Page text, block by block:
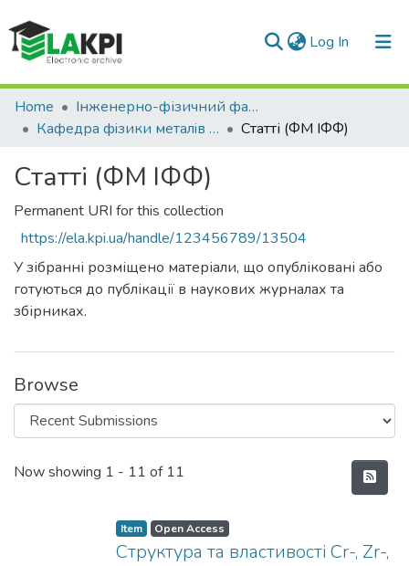
Log In (current)
Communities & Collections
All of DSpace
Statistics
Home
Інженерно-фізичний факультет (ІФФ)
Кафедра фiзики металiв (ФМ ІФФ)
Статті (ФМ ІФФ)
Статті (ФМ ІФФ)
Permanent URI for this collection
https://ela.kpi.ua/handle/123456789/13504
У зібранні розміщено матеріали, що опубліковані або
готуються до публікації в наукових журналах та
збірниках.
Browse
Recent Submissions
Now showing 1 - 11 of 11
Item Open Access
Структура та властивості Cr-, Zr-,